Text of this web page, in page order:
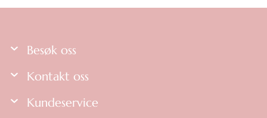
Besøk oss
Kontakt oss
Kundeservice